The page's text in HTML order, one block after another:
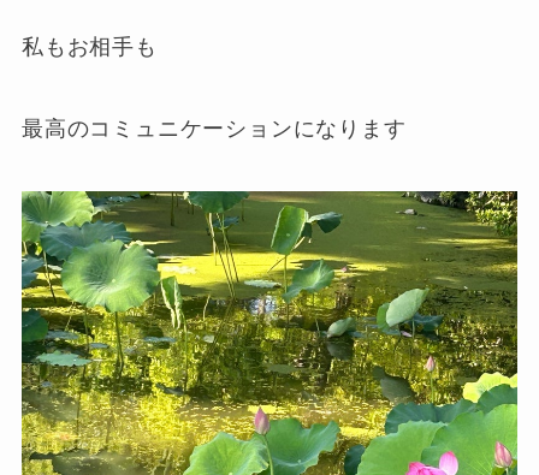
私もお相手も
最高のコミュニケーションになります